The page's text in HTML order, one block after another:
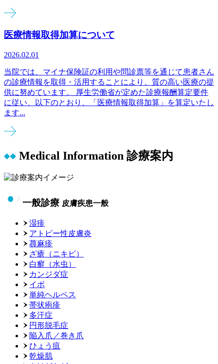
医療情報取得加算について
2026.02.01
当院では、マイナ保険証の利用や問診票等を通じて患者さん
の診療情報を取得・活用することにより、質の高い医療の提
供に努めています。 厚生労働省が定めた診療報酬算定要件
に従い、以下のとおり、「医療情報取得加算」を算定いたし
ます...
Medical Information 診療案内
一般診療 皮膚疾患一般
湿疹
アトピー性皮膚炎
蕁麻疹
ざ瘡（ニキビ）
白癬（水虫）
カンジダ症
イボ
単純ヘルペス
帯状疱疹
多汗症
円形脱毛症
陥入爪／巻き爪
ひょう疽
乾燥肌